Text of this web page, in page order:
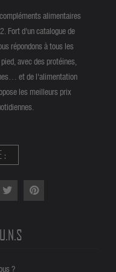
alimentaires
Fort d'un catalogue de
répondons à tous les
avec des protéines,
et de l'alimentation
les meilleurs prix
:
?